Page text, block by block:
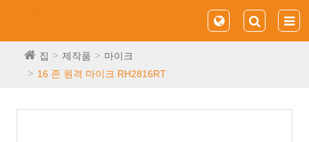
집 제작품
마이크
16 존 원격 마이크 RH2816RT